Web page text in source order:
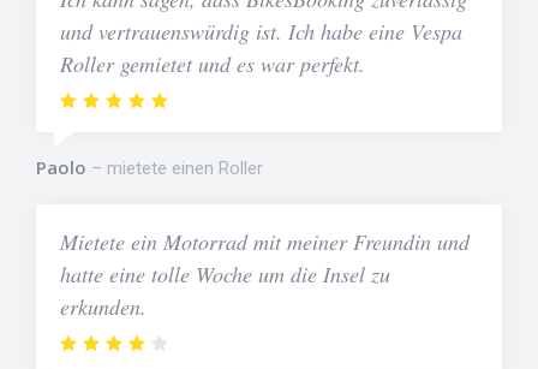
und vertrauenswürdig ist. Ich habe eine Vespa
Roller gemietet und es war perfekt.
Paolo mietete einen Roller
Mietete ein Motorrad mit meiner Freundin und
hatte eine tolle Woche um die Insel zu
erkunden.